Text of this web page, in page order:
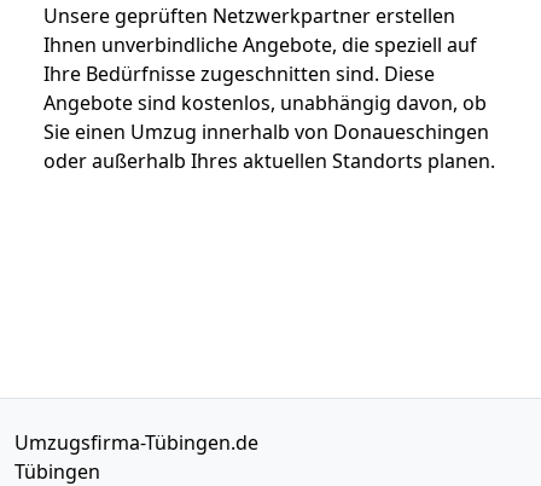
Unsere geprüften Netzwerkpartner erstellen
Ihnen unverbindliche Angebote, die speziell auf
Ihre Bedürfnisse zugeschnitten sind. Diese
Angebote sind kostenlos, unabhängig davon, ob
Sie einen Umzug innerhalb von Donaueschingen
oder außerhalb Ihres aktuellen Standorts planen.
Umzugsfirma-Tübingen.de
Tübingen